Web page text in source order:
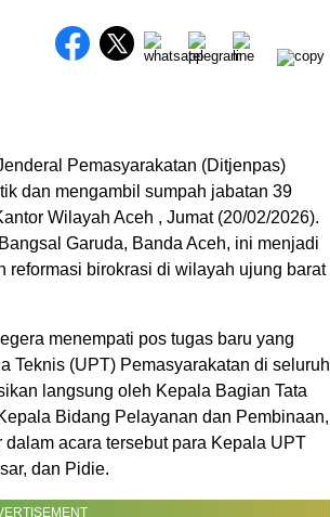
Pemasyarakatan (Ditjenpas)
dan mengambil sumpah jabatan 39
Wilayah Aceh , Jumat (20/02/2026).
Garuda, Banda Aceh, ini menjadi
reformasi birokrasi di wilayah ujung barat
menempati pos tugas baru yang
Teknis (UPT) Pemasyarakatan di seluruh
langsung oleh Kepala Bagian Tata
Bidang Pelayanan dan Pembinaan,
acara tersebut para Kepala UPT
dan Pidie.